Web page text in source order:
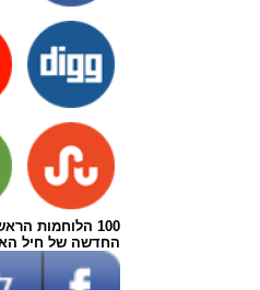
100 הלוחמות
החדשה של חיל